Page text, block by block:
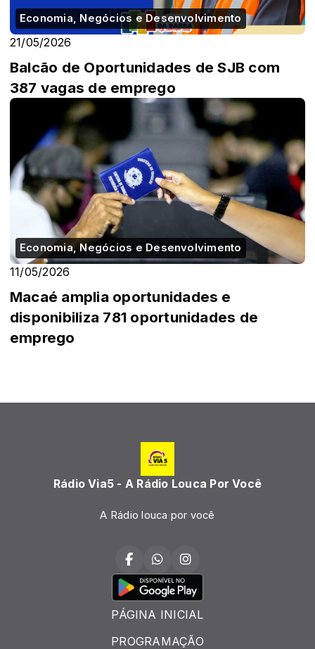
Economia, Negócios e Desenvolvimento
21/05/2026
Balcão de Oportunidades de SJB com
387 vagas de emprego
Economia, Negócios e Desenvolvimento
11/05/2026
Macaé amplia oportunidades e
disponibiliza 781 oportunidades de
emprego
Rádio Via5 - A Rádio Louca Por Você
A Rádio louca por você
PÁGINA INICIAL
PROGRAMAÇÃO